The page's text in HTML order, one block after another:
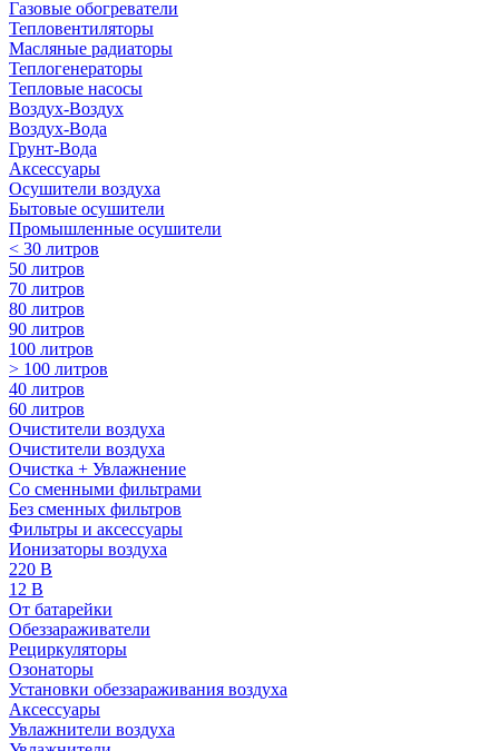
Газовые обогреватели
Тепловентиляторы
Масляные радиаторы
Теплогенераторы
Тепловые насосы
Воздух-Воздух
Воздух-Вода
Грунт-Вода
Аксессуары
Осушители воздуха
Бытовые осушители
Промышленные осушители
< 30 литров
50 литров
70 литров
80 литров
90 литров
100 литров
> 100 литров
40 литров
60 литров
Очистители воздуха
Очистители воздуха
Очистка + Увлажнение
Cо сменными фильтрами
Без сменных фильтров
Фильтры и аксессуары
Ионизаторы воздуха
220 В
12 В
От батарейки
Обеззараживатели
Рециркуляторы
Озонаторы
Установки обеззараживания воздуха
Аксессуары
Увлажнители воздуха